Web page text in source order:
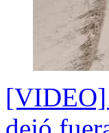
[VIDEO]